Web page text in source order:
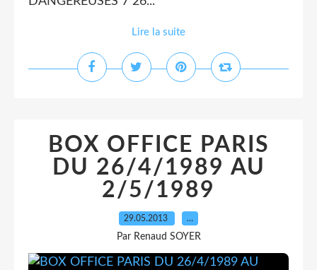
Lire la suite
BOX OFFICE PARIS
DU 26/4/1989 AU
2/5/1989
29.05.2013 …
Par Renaud SOYER